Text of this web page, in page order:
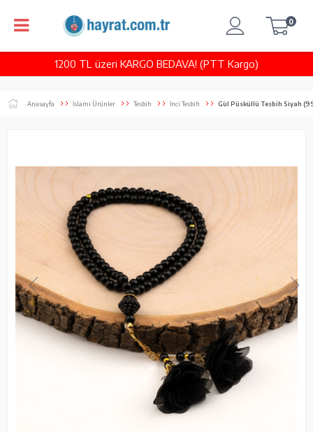
1200 TL üzeri KARGO BEDAVA! (PTT Kargo)
0
Anasayfa İslami Ürünler Tesbih İnci Tesbih Gül Püsküllü Tesbih Siyah